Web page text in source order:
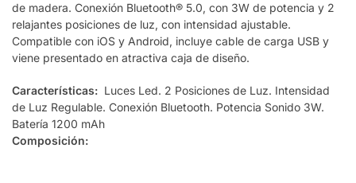
de madera. Conexión Bluetooth® 5.0, con 3W de potencia y 2
relajantes posiciones de luz, con intensidad ajustable.
Compatible con iOS y Android, incluye cable de carga USB y
viene presentado en atractiva caja de diseño.
Características: Luces Led. 2 Posiciones de Luz. Intensidad
de Luz Regulable. Conexión Bluetooth. Potencia Sonido 3W.
Batería 1200 mAh
Composición: